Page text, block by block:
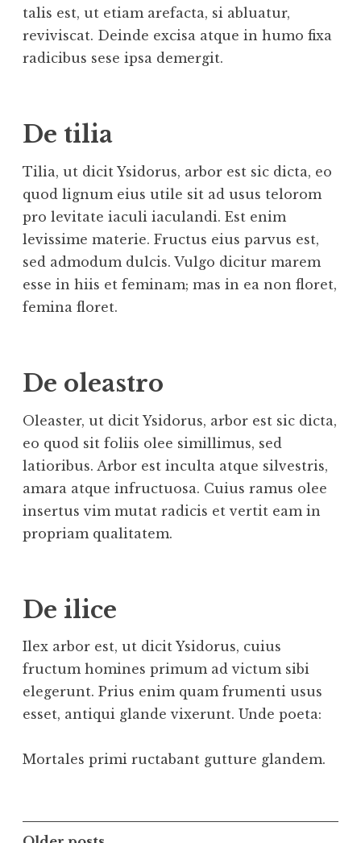
talis est, ut etiam arefacta, si abluatur,
reviviscat. Deinde excisa atque in humo fixa
radicibus sese ipsa demergit.
De tilia
Tilia, ut dicit Ysidorus, arbor est sic dicta, eo
quod lignum eius utile sit ad usus telorom
pro levitate iaculi iaculandi. Est enim
levissime materie. Fructus eius parvus est,
sed admodum dulcis. Vulgo dicitur marem
esse in hiis et feminam; mas in ea non floret,
femina floret.
De oleastro
Oleaster, ut dicit Ysidorus, arbor est sic dicta,
eo quod sit foliis olee simillimus, sed
latioribus. Arbor est inculta atque silvestris,
amara atque infructuosa. Cuius ramus olee
insertus vim mutat radicis et vertit eam in
propriam qualitatem.
De ilice
Ilex arbor est, ut dicit Ysidorus, cuius
fructum homines primum ad victum sibi
elegerunt. Prius enim quam frumenti usus
esset, antiqui glande vixerunt. Unde poeta:
Mortales primi ructabant gutture glandem.